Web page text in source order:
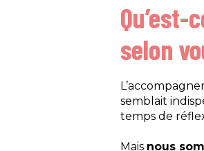
selon
semblait
temps de
Mais nous